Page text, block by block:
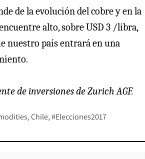
de la evolución del cobre y en la
alto, sobre USD 3 /libra,
nuestro país entrará en una
de inversiones de Zurich AGF.
Chile #Elecciones2017